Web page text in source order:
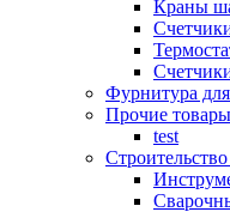
Краны
Фурнитура
Прочие товары
test